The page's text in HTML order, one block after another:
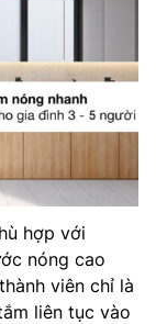
hợp với
nóng cao
viên chỉ là
liên tục vào